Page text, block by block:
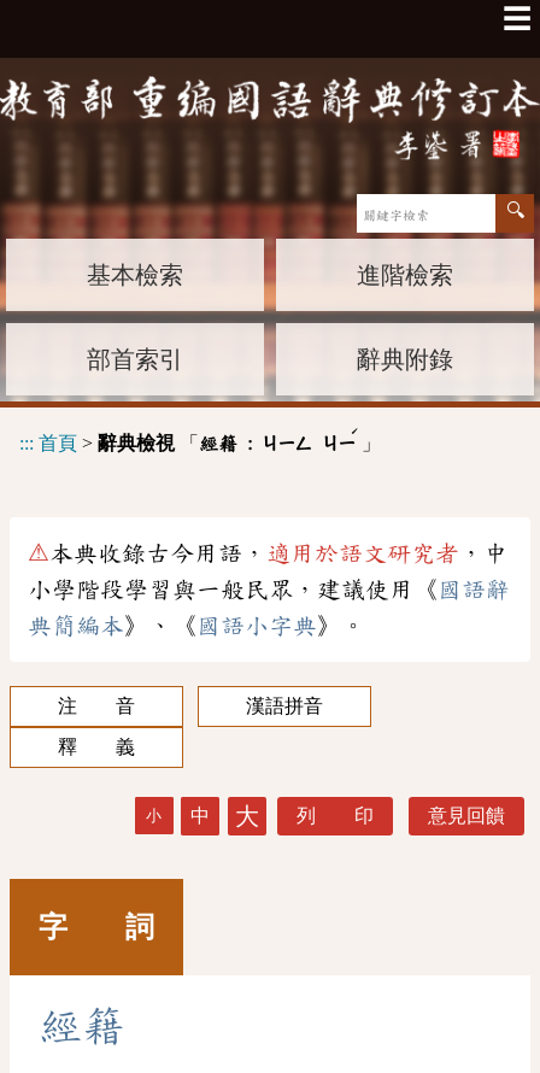
☰
基本檢索 進階檢索
部首索引 辭典附錄
::: 首頁 > 辭典檢視「 經籍 : ㄐㄧㄥ ㄐㄧ
ˊ
」
⚠本典收錄古今用語， 適用於語文研究者 ，中
小學階段學習與一般民眾，建議使用《 國語辭
典簡編本》、《 國語小字典》。
注 音
漢語拼音
釋 義
小 中 大 列 印 意見回饋
字 詞
經籍